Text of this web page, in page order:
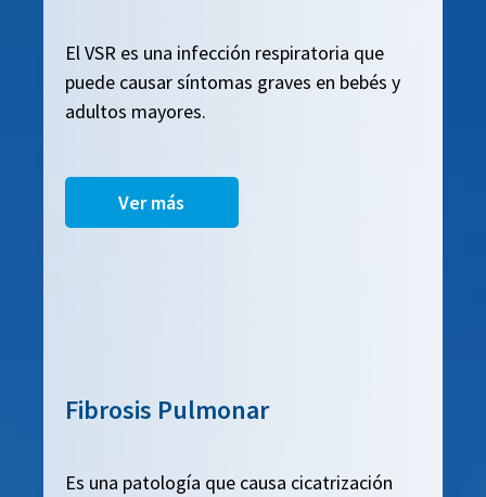
El VSR es una infección respiratoria que
puede causar síntomas graves en bebés y
adultos mayores.
Ver más
Fibrosis Pulmonar
Es una patología que causa cicatrización